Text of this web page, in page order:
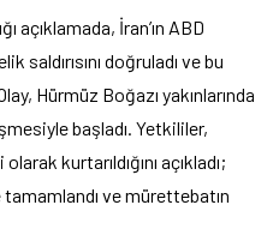
açıklamada, İran’ın ABD
doğruladı ve bu
Hürmüz Boğazı yakınlarında
başladı. Yetkililer,
kurtarıldığını açıkladı;
tamamlandı ve mürettebatın